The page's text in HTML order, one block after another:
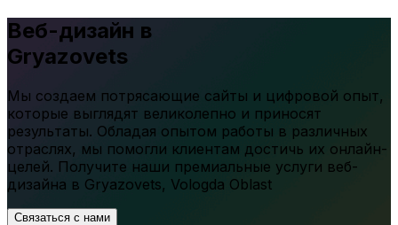
Веб-дизайн в
Gryazovets
Мы создаем потрясающие сайты и цифровой опыт,
которые выглядят великолепно и приносят
результаты. Обладая опытом работы в различных
отраслях, мы помогли клиентам достичь их онлайн-
целей. Получите наши премиальные услуги веб-
дизайна в Gryazovets, Vologda Oblast
Связаться с нами